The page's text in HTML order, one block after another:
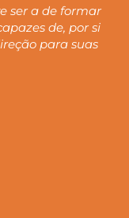
ser a de formar
de, por si
para suas